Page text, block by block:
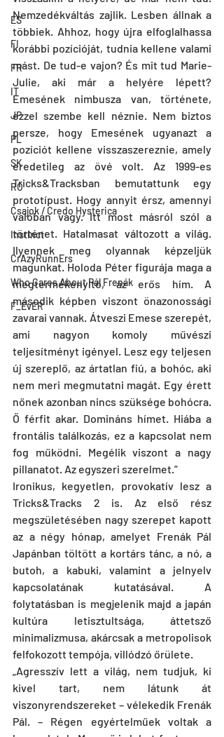
ES
FI
FR
IT
JP
PL
SK
RO
Csajok / Credo Hysterica
Instinct
CrAzyRunnErs
Who Cares About Pál Frenák
F_EvER
Nemzedékváltás zajlik. Lesben állnak a
többiek. Ahhoz, hogy újra elfoglalhassa
korábbi pozícióját, tudnia kellene valami
mást. De tud-e vajon? És mit tud Marie-
Julie, aki már a helyére lépett?
Emesének nimbusza van, története,
ezzel szembe kell néznie. Nem biztos
persze, hogy Emesének ugyanazt a
pozíciót kellene visszaszereznie, amely
eredetileg az övé volt. Az 1999-es
Tricks&Tracksban bemutattunk egy
prototípust. Hogy annyit érsz, amennyi
valóban vagy. Itt most másról szól a
történet. Hatalmasat változott a világ.
Ilyennek meg olyannak képzeljük
magunkat. Holoda Péter figurája maga a
megtermékenyítő, az erős hím. A
második képben viszont önazonossági
zavarai vannak. Átveszi Emese szerepét,
ami nagyon komoly művészi
teljesítményt igényel. Lesz egy teljesen
új szereplő, az ártatlan fiú, a bohóc, aki
nem meri megmutatni magát. Egy érett
nőnek azonban nincs szüksége bohócra.
Ő férfit akar. Domináns hímet. Hiába a
frontális találkozás, ez a kapcsolat nem
fog működni. Megélik viszont a nagy
pillanatot. Az egyszeri szerelmet.”
Ironikus, kegyetlen, provokatív lesz a
Tricks&Tracks 2 is. Az első rész
megszületésében nagy szerepet kapott
az a négy hónap, amelyet Frenák Pál
Japánban töltött a kortárs tánc, a nó, a
butoh, a kabuki, valamint a jelnyelv
kapcsolatának kutatásával. A
folytatásban is megjelenik majd a japán
kultúra letisztultsága, áttetsző
minimalizmusa, akárcsak a metropolisok
felfokozott tempója, villódzó őrülete.
„Agresszív lett a világ, nem tudjuk, ki
kivel tart, nem látunk át
viszonyrendszereket – vélekedik Frenák
Pál. – Régen egyértelműek voltak a